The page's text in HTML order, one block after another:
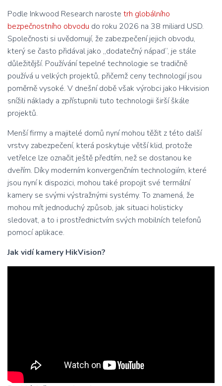
Podle Inkwood Research naroste trh globálního
bezpečnostního obvodu do roku 2026 na 38 miliard USD.
Společnosti si uvědomují, že zabezpečení jejich obvodu,
který se často přidával jako „dodatečný nápad“, je stále
důležitější. Používání tepelné technologie se tradičně
používá u velkých projektů, přičemž ceny technologií jsou
poměrně vysoké. V dnešní době však výrobci jako Hikvision
snížili náklady a zpřístupnili tuto technologii širší škále
projektů.
Menší firmy a majitelé domů nyní mohou těžit z této další
vrstvy zabezpečení, která poskytuje větší klid, protože
vetřelce lze označit ještě předtím, než se dostanou ke
dveřím. Díky moderním konvergenčním technologiím, které
jsou nyní k dispozici, mohou také propojit své termální
kamery se svými výstražnými systémy. To znamená, že
mohou mít jednoduchý způsob, jak situaci holisticky
sledovat, a to i prostřednictvím svých mobilních telefonů
pomocí aplikace.
Jak vidí kamery HikVision?